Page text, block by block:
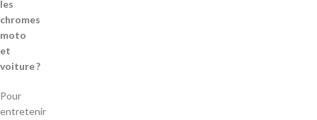
les
chromes
moto
et
voiture ?
Pour
entretenir